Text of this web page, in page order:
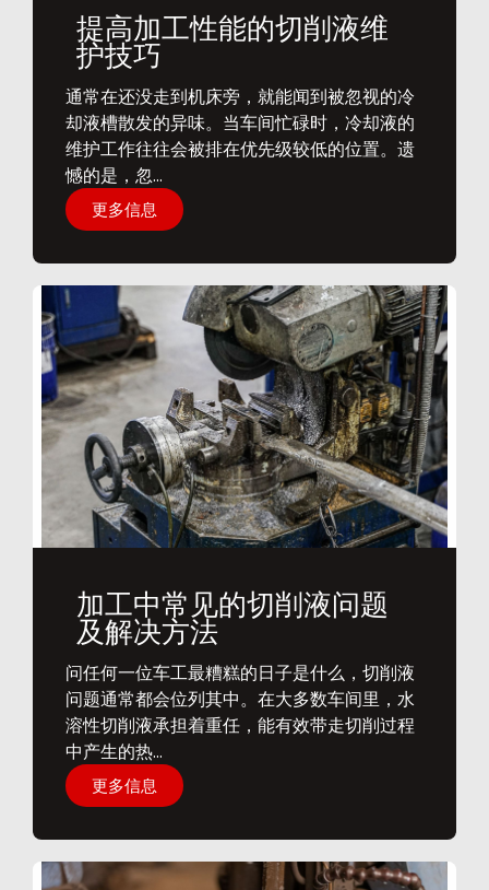
提高加工性能的切削液维
护技巧
通常在还没走到机床旁，就能闻到被忽视的冷
却液槽散发的异味。当车间忙碌时，冷却液的
维护工作往往会被排在优先级较低的位置。遗
憾的是，忽...
更多信息
加工中常见的切削液问题
及解决方法
问任何一位车工最糟糕的日子是什么，切削液
问题通常都会位列其中。在大多数车间里，水
溶性切削液承担着重任，能有效带走切削过程
中产生的热...
更多信息